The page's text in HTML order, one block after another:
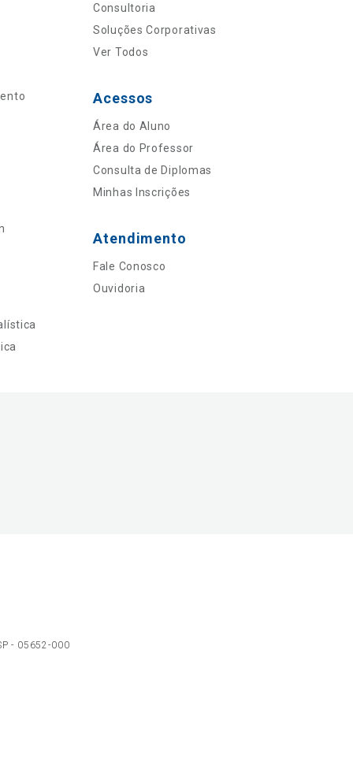
Consultoria
Soluções Corporativas
Ver Todos
Acessos
Área do Aluno
Área do Professor
Consulta de Diplomas
Minhas Inscrições
Atendimento
Fale Conosco
Ouvidoria
- 05652-000